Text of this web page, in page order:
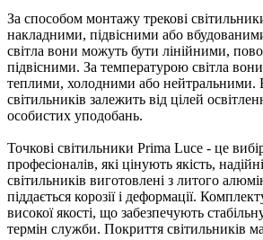
За способом монтажу трекові
накладними, підвісними або
світла вони можуть бути лінійними,
підвісними. За температурою світла
теплими, холодними або нейтральними.
світильників залежить від цілей
особистих уподобань.
Точкові світильники Prima Luce - це
професіоналів, які цінують якість,
світильників виготовлені з литого
піддається корозії і деформації.
високої якості, що забезпечують
термін служби. Покриття світильників